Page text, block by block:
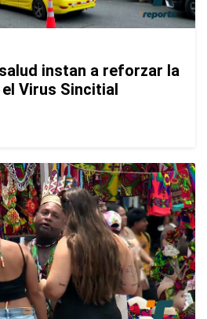
instan a reforzar la
Virus Sincitial